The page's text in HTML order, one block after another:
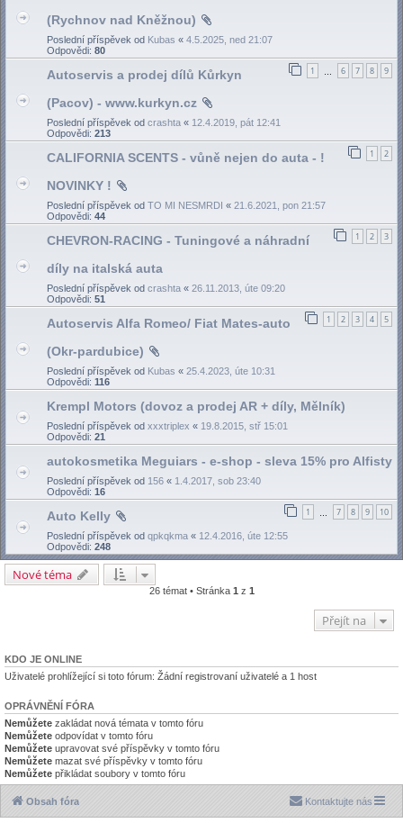
(Rychnov nad Kněžnou)
Poslední příspěvek od Kubas « 4.5.2025, ned 21:07
Odpovědi: 80
1 6 7 8 9
Autoservis a prodej dílů Kůrkyn
(Pacov) - www.kurkyn.cz
Poslední příspěvek od crashta « 12.4.2019, pát 12:41
Odpovědi: 213
1 2
CALIFORNIA SCENTS - vůně nejen do auta - !
NOVINKY !
Poslední příspěvek od TO MI NESMRDI « 21.6.2021, pon 21:57
Odpovědi: 44
1 2 3
CHEVRON-RACING - Tuningové a náhradní
díly na italská auta
Poslední příspěvek od crashta « 26.11.2013, úte 09:20
Odpovědi: 51
1 2 3 4 5
Autoservis Alfa Romeo/ Fiat Mates-auto
(Okr-pardubice)
Poslední příspěvek od Kubas « 25.4.2023, úte 10:31
Odpovědi: 116
Krempl Motors (dovoz a prodej AR + díly, Mělník)
Poslední příspěvek od xxxtriplex « 19.8.2015, stř 15:01
Odpovědi: 21
autokosmetika Meguiars - e-shop - sleva 15% pro Alfisty
Poslední příspěvek od 156 « 1.4.2017, sob 23:40
Odpovědi: 16
1 7 8 9 10
Auto Kelly
Poslední příspěvek od qpkqkma « 12.4.2016, úte 12:55
Odpovědi: 248
Nové téma
26 témat • Stránka 1 z 1
Přejít na
KDO JE ONLINE
Uživatelé prohlížející si toto fórum: Žádní registrovaní uživatelé a 1 host
OPRÁVNĚNÍ FÓRA
Nemůžete zakládat nová témata v tomto fóru
Nemůžete odpovídat v tomto fóru
Nemůžete upravovat své příspěvky v tomto fóru
Nemůžete mazat své příspěvky v tomto fóru
Nemůžete přikládat soubory v tomto fóru
Obsah fóra Kontaktujte nás